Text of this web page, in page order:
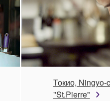
Токио, Ningyo-
"St.Pierre"